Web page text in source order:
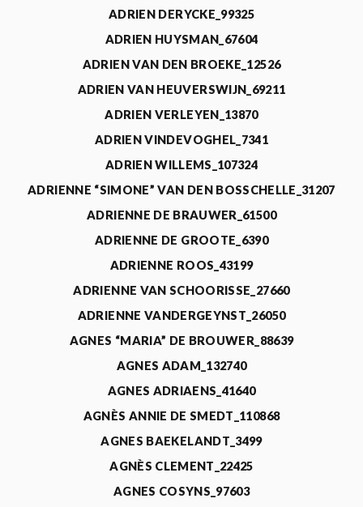
ADRIEN DERYCKE_99325
ADRIEN HUYSMAN_67604
ADRIEN VAN DEN BROEKE_12526
ADRIEN VAN HEUVERSWIJN_69211
ADRIEN VERLEYEN_13870
ADRIEN VINDEVOGHEL_7341
ADRIEN WILLEMS_107324
ADRIENNE “SIMONE” VAN DEN BOSSCHELLE_31207
ADRIENNE DE BRAUWER_61500
ADRIENNE DE GROOTE_6390
ADRIENNE ROOS_43199
ADRIENNE VAN SCHOORISSE_27660
ADRIENNE VANDERGEYNST_26050
AGNES “MARIA” DE BROUWER_88639
AGNES ADAM_132740
AGNES ADRIAENS_41640
AGNÈS ANNIE DE SMEDT_110868
AGNES BAEKELANDT_3499
AGNÈS CLEMENT_22425
AGNES COSYNS_97603